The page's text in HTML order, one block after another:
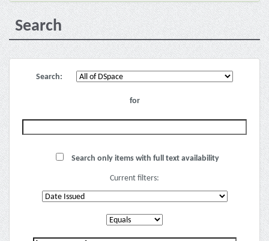
Search
Search:
for
Search only items with full text availability
Current filters: